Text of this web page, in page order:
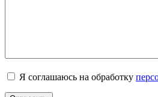
Я соглашаюсь на обработку